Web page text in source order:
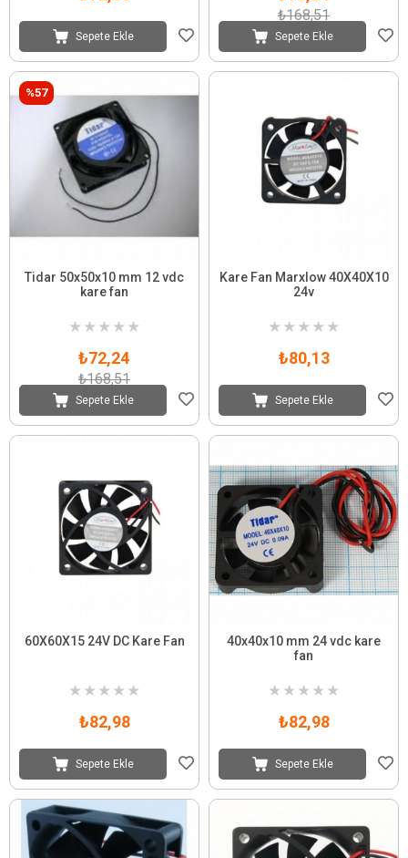
Sepete Ekle
₺168,51
Sepete Ekle
Tidar 50x50x10 mm 12 vdc
kare fan
★ ★ ★ ★ ★
₺72,24
₺168,51
Sepete Ekle
%57
Kare Fan Marxlow 40X40X10
24v
★ ★ ★ ★ ★
₺80,13
Sepete Ekle
60X60X15 24V DC Kare Fan
★ ★ ★ ★ ★
₺82,98
Sepete Ekle
40x40x10 mm 24 vdc kare
fan
★ ★ ★ ★ ★
₺82,98
Sepete Ekle